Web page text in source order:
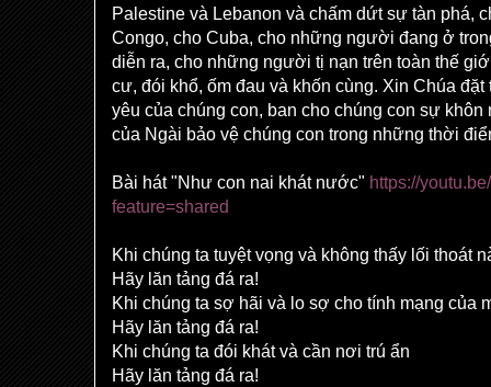
Palestine và Lebanon và chấm dứt sự tàn phá,
Congo, cho Cuba, cho những người đang ở
diễn ra, cho những người tị nạn trên toàn thế
cư, đói khổ, ốm đau và khốn cùng. Xin Chúa
yêu của chúng con, ban cho chúng con sự khôn
của Ngài bảo vệ chúng con trong những thời
Bài hát "Như con nai khát nước" https://
feature=shared
Khi chúng ta tuyệt vọng và không thấy lối thoát
Hãy lăn tảng đá ra!
Khi chúng ta sợ hãi và lo sợ cho tính mạng của
Hãy lăn tảng đá ra!
Khi chúng ta đói khát và cần nơi trú ẩn
Hãy lăn tảng đá ra!